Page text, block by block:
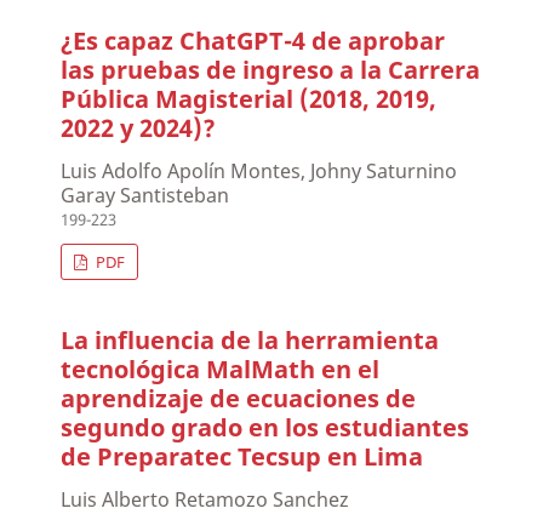
¿Es capaz ChatGPT-4 de aprobar
las pruebas de ingreso a la Carrera
Pública Magisterial (2018, 2019,
2022 y 2024)?
Luis Adolfo Apolín Montes, Johny Saturnino
Garay Santisteban
199-223
PDF
La influencia de la herramienta
tecnológica MalMath en el
aprendizaje de ecuaciones de
segundo grado en los estudiantes
de Preparatec Tecsup en Lima
Luis Alberto Retamozo Sanchez